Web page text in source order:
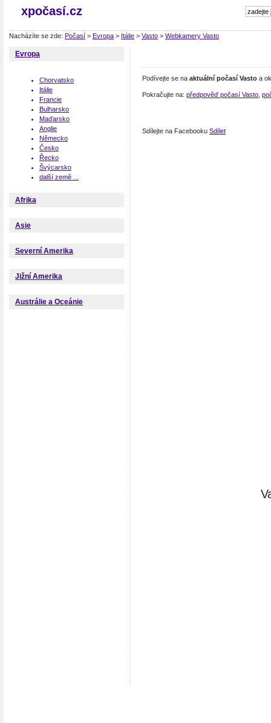
xpočasí.cz
Nacházíte se zde: Počasí > Evropa > Itálie > Vasto > Webkamery Vasto
Evropa
Chorvatsko
Itálie
Francie
Bulharsko
Maďarsko
Anglie
Německo
Česko
Řecko
Švýcarsko
další země ...
Afrika
Asie
Severní Amerika
Jižní Amerika
Austrálie a Oceánie
Podívejte se na aktuální počasí Vasto a
Pokračujte na: předpověď počasí Vasto
Sdílejte na Facebooku Sdílet